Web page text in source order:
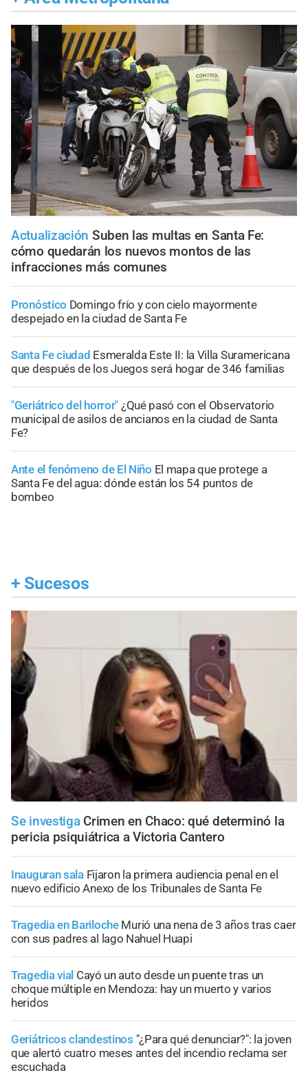
Actualización Suben las multas en Santa Fe:
cómo quedarán los nuevos montos de las
infracciones más comunes
Pronóstico Domingo frío y con cielo mayormente
despejado en la ciudad de Santa Fe
Santa Fe ciudad Esmeralda Este II: la Villa Suramericana
que después de los Juegos será hogar de 346 familias
"Geriátrico del horror" ¿Qué pasó con el Observatorio
municipal de asilos de ancianos en la ciudad de Santa
Fe?
Ante el fenómeno de El Niño El mapa que protege a
Santa Fe del agua: dónde están los 54 puntos de
bombeo
+ Sucesos
Se investiga Crimen en Chaco: qué determinó la
pericia psiquiátrica a Victoria Cantero
Inauguran sala Fijaron la primera audiencia penal en el
nuevo edificio Anexo de los Tribunales de Santa Fe
Tragedia en Bariloche Murió una nena de 3 años tras caer
con sus padres al lago Nahuel Huapi
Tragedia vial Cayó un auto desde un puente tras un
choque múltiple en Mendoza: hay un muerto y varios
heridos
Geriátricos clandestinos "¿Para qué denunciar?": la joven
que alertó cuatro meses antes del incendio reclama ser
escuchada